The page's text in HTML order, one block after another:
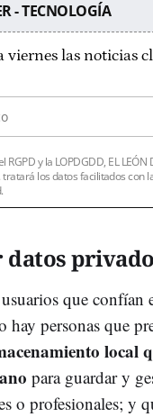
- TECNOLOGÍA
viernes las noticias
y la LOPDGDD, EL LEÓN
tratará los datos facilitados con
datos
que confían
hay personas que
local
para guardar y
o profesionales; y